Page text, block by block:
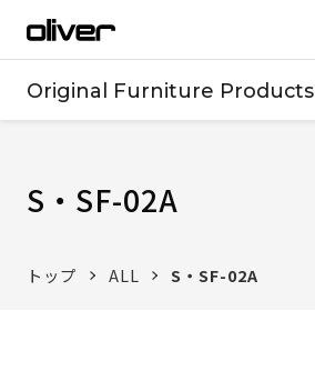
Original Furniture Products
S・SF-02A
トップ ALL S・SF-02A